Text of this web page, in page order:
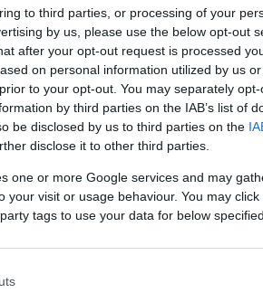
to third parties, or processing of your
by us, please use the below opt-out
after your opt-out request is processed
on personal information utilized by us
to your opt-out. You may separately
by third parties on the IAB’s list of
be disclosed by us to third parties on the
disclose it to other third parties.
one or more Google services and may
your visit or usage behaviour. You may
tags to use your data for below